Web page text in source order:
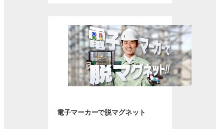
電子マーカーで脱マグネット